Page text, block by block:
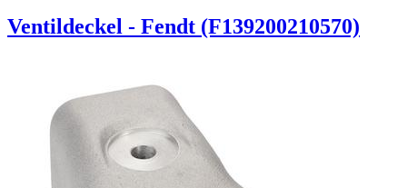
Ventildeckel - Fendt (F139200210570)